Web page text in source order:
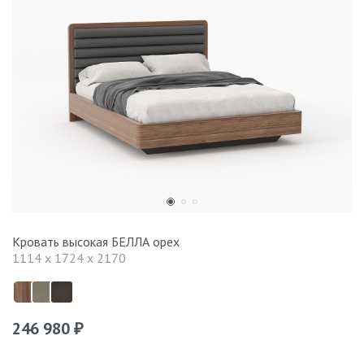
Кровать высокая БЕЛЛА орех
1114 x 1724 x 2170
246 980 ₽